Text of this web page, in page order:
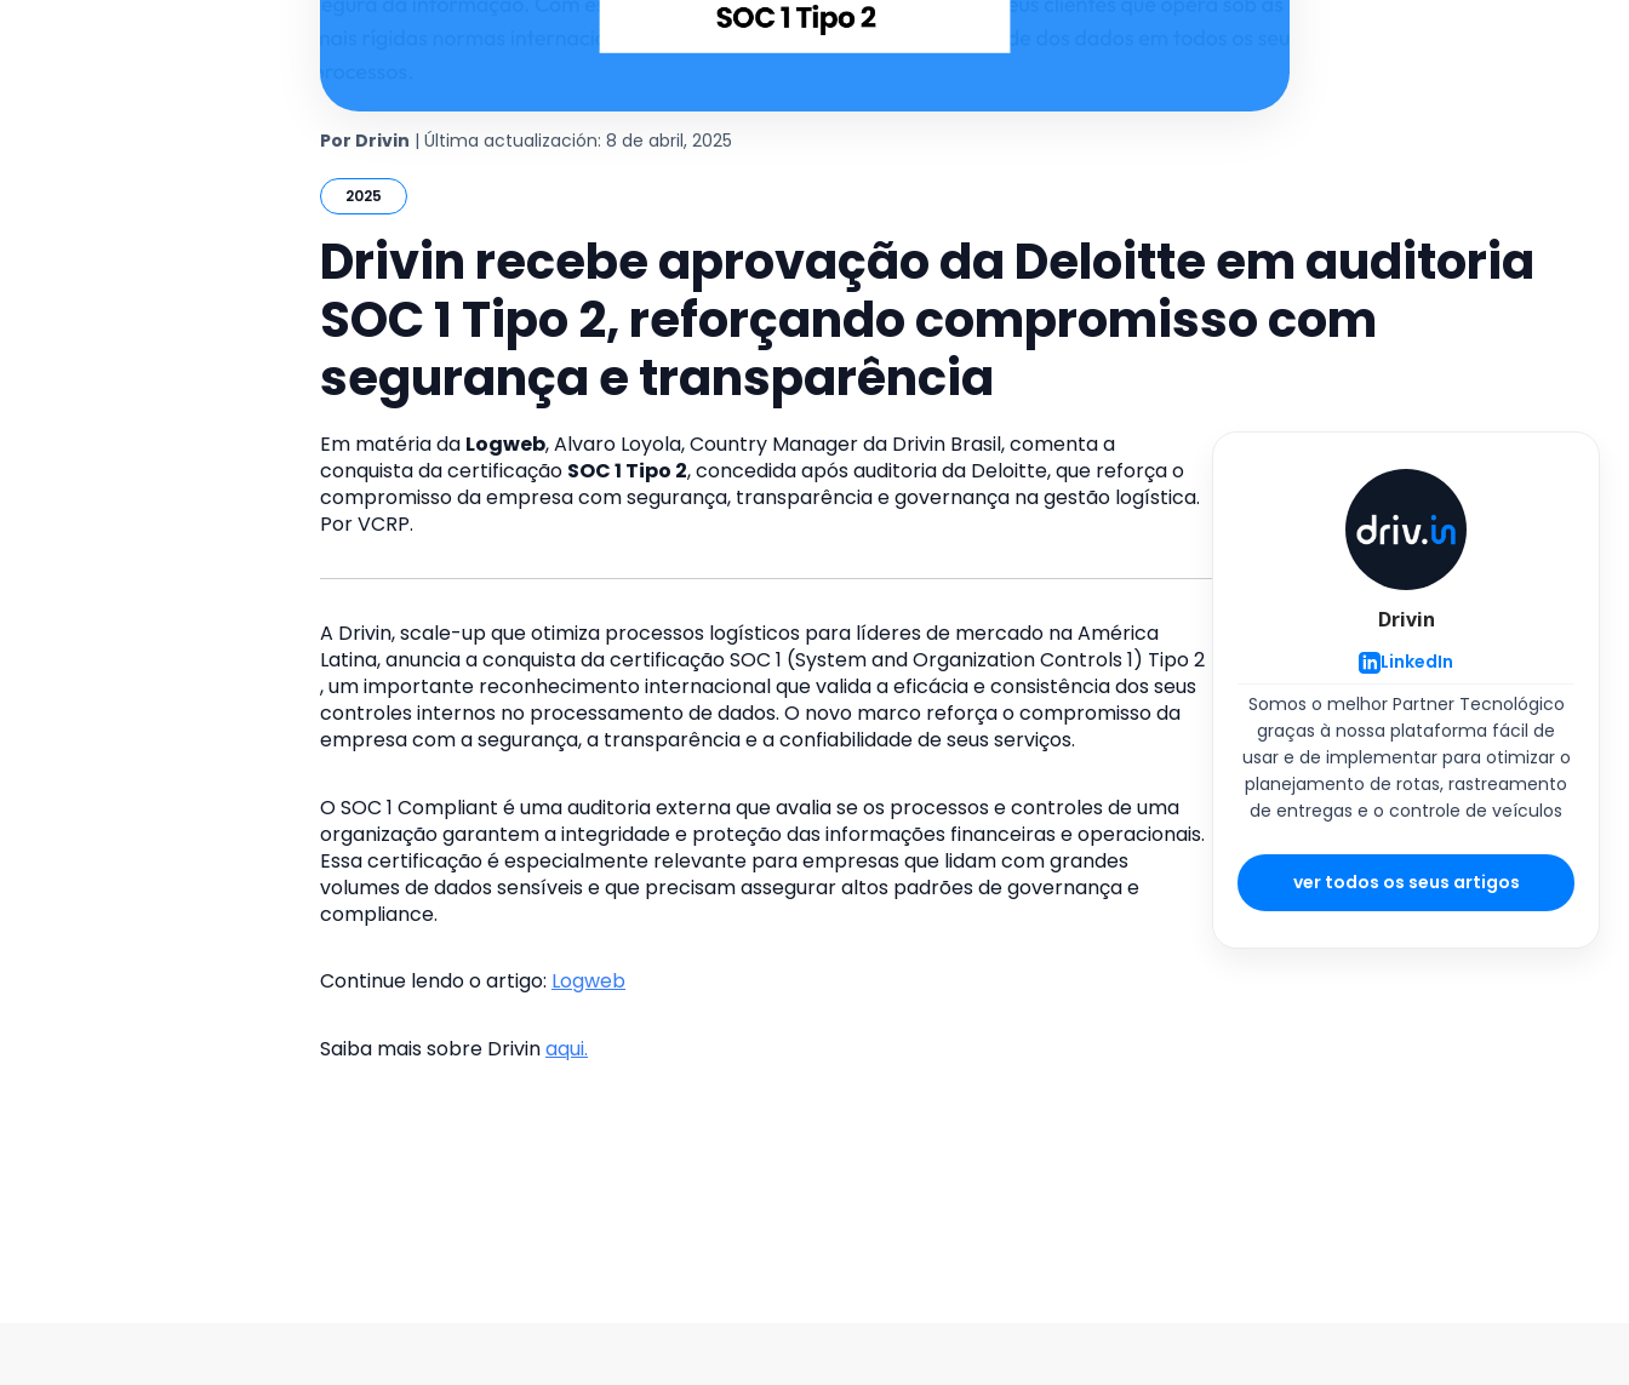
Por Drivin | Última actualización: 8 de abril, 2025
2025
Drivin recebe aprovação da Deloitte em auditoria
SOC 1 Tipo 2, reforçando compromisso com
segurança e transparência
Em matéria da Logweb, Alvaro Loyola, Country Manager da Drivin Brasil, comenta a
conquista da certificação SOC 1 Tipo 2, concedida após auditoria da Deloitte, que reforça o
compromisso da empresa com segurança, transparência e governança na gestão logística.
Por VCRP.
A Drivin, scale-up que otimiza processos logísticos para líderes de mercado na América
Latina, anuncia a conquista da certificação SOC 1 (System and Organization Controls 1) Tipo 2
, um importante reconhecimento internacional que valida a eficácia e consistência dos seus
controles internos no processamento de dados. O novo marco reforça o compromisso da
empresa com a segurança, a transparência e a confiabilidade de seus serviços.
O SOC 1 Compliant é uma auditoria externa que avalia se os processos e controles de uma
organização garantem a integridade e proteção das informações financeiras e operacionais.
Essa certificação é especialmente relevante para empresas que lidam com grandes
volumes de dados sensíveis e que precisam assegurar altos padrões de governança e
compliance.
Continue lendo o artigo: Logweb
Saiba mais sobre Drivinaqui.
Drivin
LinkedIn
Somos o melhor Partner Tecnológico
graças à nossa plataforma fácil de
usar e de implementar para otimizar o
planejamento de rotas, rastreamento
de entregas e o controle de veículos
ver todos os seus artigos